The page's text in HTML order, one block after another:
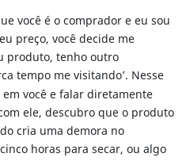
você é o comprador e eu sou
preço, você decide me
produto, tenho outro
tempo me visitando’. Nesse
em você e falar diretamente
ele, descubro que o produto
cria uma demora no
horas para secar, ou algo